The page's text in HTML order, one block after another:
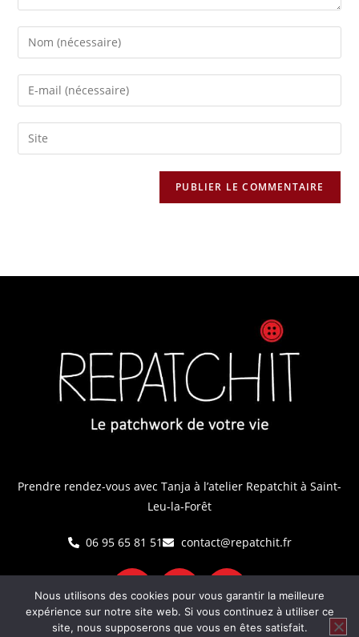
Prendre rendez-vous avec Tanja à l’atelier Repatchit à Saint-
Leu-la-Forêt
06 95 65 81 51 contact@repatchit.fr
Nous utilisons des cookies pour vous garantir la meilleure
expérience sur notre site web. Si vous continuez à utiliser ce
site, nous supposerons que vous en êtes satisfait.